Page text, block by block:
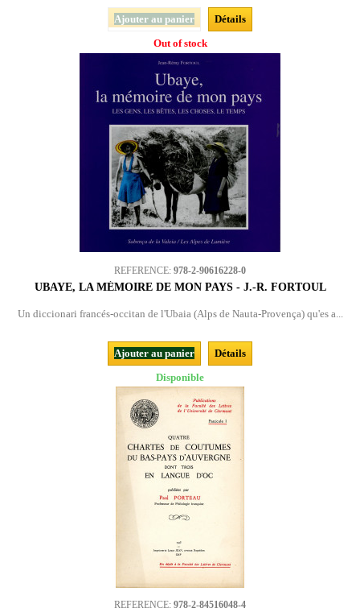
Ajouter au panier
Détails
Out of stock
REFERENCE: 978-2-90616228-0
UBAYE, LA MÉMOIRE DE MON PAYS - J.-R. FORTOUL
Un diccionari francés-occitan de l'Ubaia (Alps de Nauta-Provença) qu'es a...
Ajouter au panier
Détails
Disponible
REFERENCE: 978-2-84516048-4